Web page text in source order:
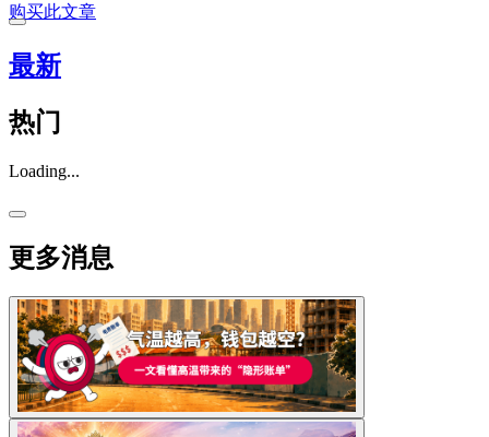
购买此文章
最新
热门
Loading...
更多消息